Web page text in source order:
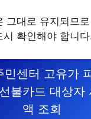
그대로 유지되므
확인해야 합니
민센터 고유가
불카드 대상자
액 조회